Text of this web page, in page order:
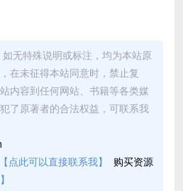
无特殊说明或标注，均为本站原
在未征得本站同意时，禁止复
内容到任何网站、书籍等各类媒
了原著者的合法权益，可联系我
【点此可以直接联系我】
购买资源